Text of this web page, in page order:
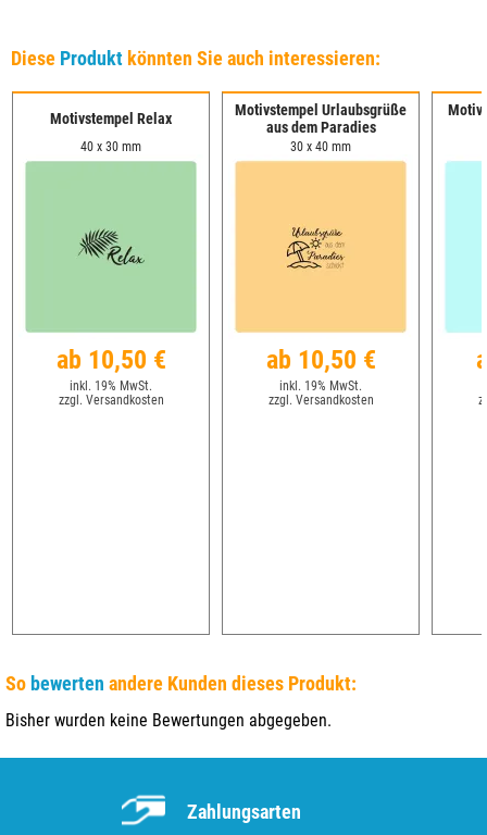
Diese Produkt könnten Sie auch interessieren:
Motivstempel Relax
40 x 30 mm
ab 10,50 €
inkl. 19% MwSt.
zzgl. Versandkosten
Motivstempel Urlaubsgrüße
aus dem Paradies
30 x 40 mm
ab 10,50 €
inkl. 19% MwSt.
zzgl. Versandkosten
So bewerten andere Kunden dieses Produkt:
Bisher wurden keine Bewertungen abgegeben.
Zahlungsarten